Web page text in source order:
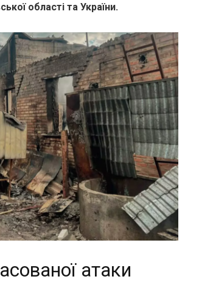
області та України.
атаки